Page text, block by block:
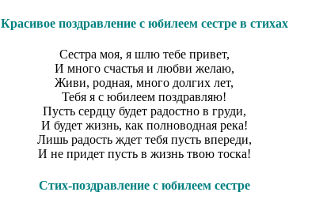
Красивое поздравление с юбилеем сестре в стихах
Сестра моя, я шлю тебе привет,
И много счастья и любви желаю,
Живи, родная, много долгих лет,
Тебя я с юбилеем поздравляю!
Пусть сердцу будет радостно в груди,
И будет жизнь, как полноводная река!
Лишь радость ждет тебя пусть впереди,
И не придет пусть в жизнь твою тоска!
Стих-поздравление с юбилеем сестре